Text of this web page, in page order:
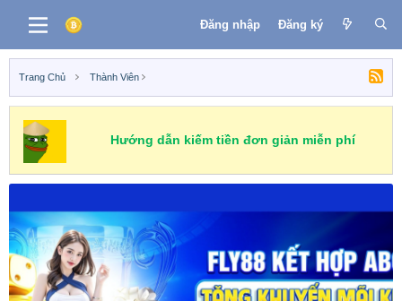
Đăng nhập Đăng ký
Trang Chủ Thành Viên
Hướng dẫn kiếm tiền đơn giản miễn phí